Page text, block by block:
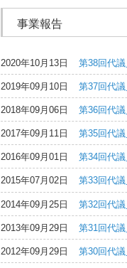
事業報告
2020年10月13日 第38回代
2019年09月10日 第37回代
2018年09月06日 第36回代
2017年09月11日 第35回代
2016年09月01日 第34回代
2015年07月02日 第33回代
2014年09月25日 第32回代
2013年09月29日 第31回代
2012年09月29日 第30回代